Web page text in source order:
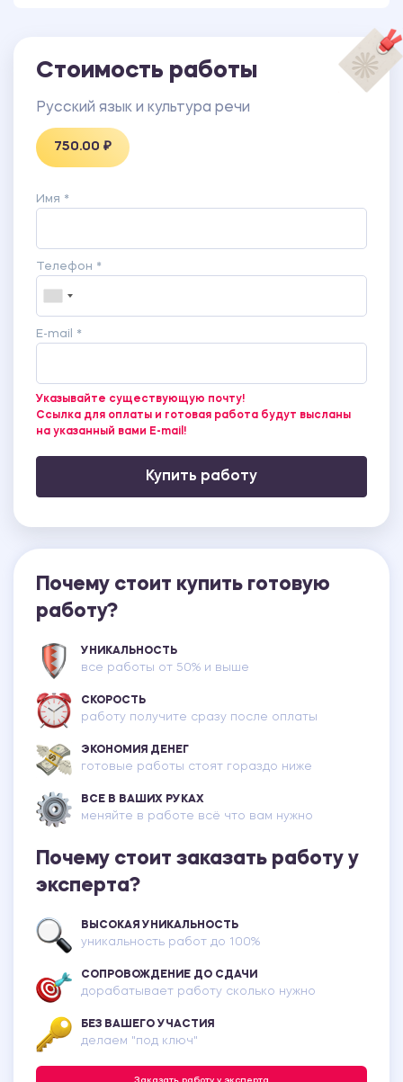
Стоимость работы
Русский язык и культура речи
750.00 ₽
Имя *
Телефон *
E-mail *
Указывайте существующую почту!
Ссылка для оплаты и готовая работа будут высланы
на указанный вами E-mail!
Купить работу
Почему стоит купить готовую
работу?
УНИКАЛЬНОСТЬ
все работы от 50% и выше
СКОРОСТЬ
работу получите сразу после оплаты
ЭКОНОМИЯ ДЕНЕГ
готовые работы стоят гораздо ниже
ВСЕ В ВАШИХ РУКАХ
меняйте в работе всё что вам нужно
Почему стоит заказать работу у
эксперта?
ВЫСОКАЯ УНИКАЛЬНОСТЬ
уникальность работ до 100%
СОПРОВОЖДЕНИЕ ДО СДАЧИ
дорабатывает работу сколько нужно
БЕЗ ВАШЕГО УЧАСТИЯ
делаем "под ключ"